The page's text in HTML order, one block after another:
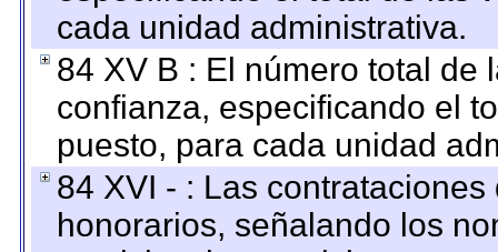
cada unidad administrativa.
84 XV B : El número total de
confianza, especificando el
puesto, para cada unidad
84 XVI - : Las
honorarios, señalando los